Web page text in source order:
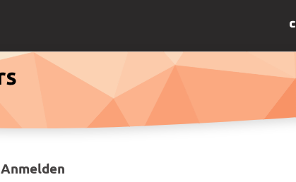
Anmelden